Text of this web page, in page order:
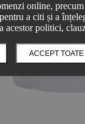
online,
a citi și a
acestor politici,
ACCEPT TOATE